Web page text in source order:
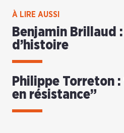
À LIRE AUSSI
Benjamin Brillaud
d’histoire
Philippe Torreton
en résistance”